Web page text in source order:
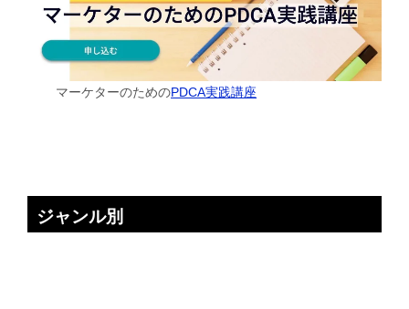
マーケターのためのPDCA実践講座
ジャンル別